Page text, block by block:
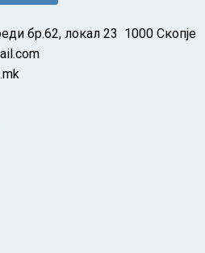
бр.62, локал 23 1000 Скопје